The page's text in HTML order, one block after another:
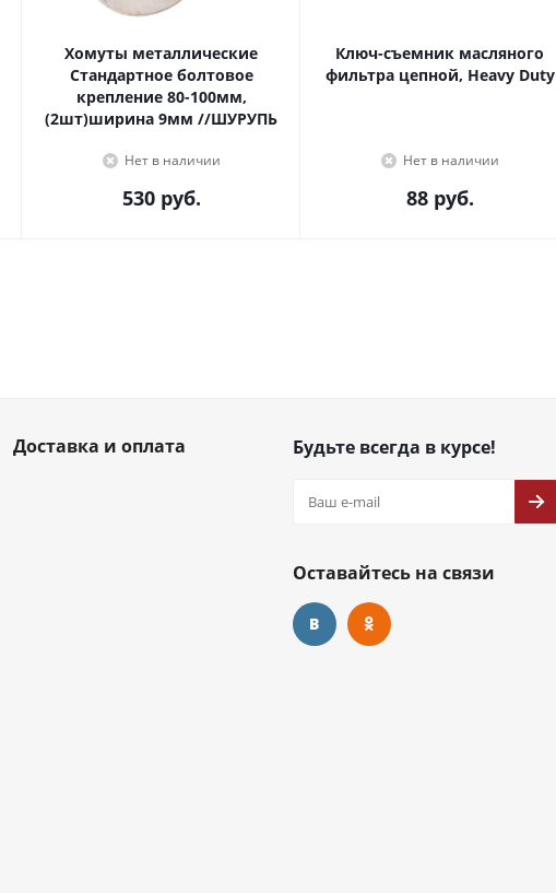
Хомуты металлические
Стандартное болтовое
крепление 80-100мм,
(2шт)ширина 9мм //ШУРУПЬ
Нет в наличии
530руб.
Ключ-съемник масляного
фильтра цепной, Heavy Duty
Нет в наличии
88руб.
Доставка и оплата Будьте всегда в курсе!
Оставайтесь на связи